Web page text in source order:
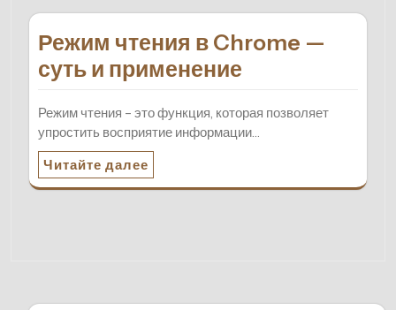
Режим чтения в Chrome —
суть и применение
Режим чтения – это функция, которая позволяет
упростить восприятие информации…
Читайте далее